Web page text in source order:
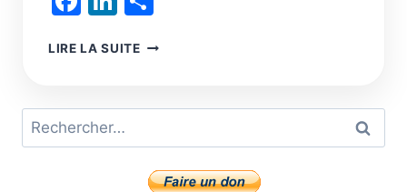
LIRE LA SUITERÉSOLVONS
DE
Rechercher :